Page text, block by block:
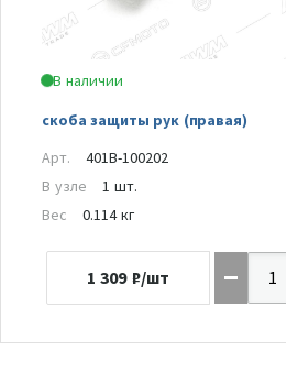
В наличии
скоба защиты рук (правая)
Арт.
401B-100202
В узле
1 шт.
Вес
0.114 кг
1 309 ₽/шт